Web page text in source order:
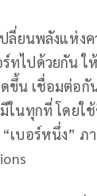
ปลี่ยนพลังแห่ง
ทไปด้วยกัน ใ
ขึ้น เชื่อมต่อกั
ในทุกที่ โดยใ
เบอร์หนึ่ง” ภ